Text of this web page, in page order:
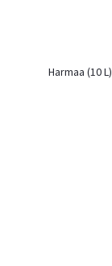
Harmaa (10 L)